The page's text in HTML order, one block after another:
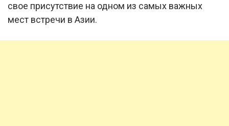
свое присутствие на одном из самых важных
мест встречи в Азии.